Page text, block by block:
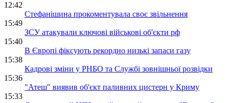
12:42
Стефанішина прокоментувала своє звільнення
15:49
ЗСУ атакували ключові військові об'єкти рф
15:40
В Європі фіксують рекордно низькі запаси газу
15:38
Кадрові зміни у РНБО та Службі зовнішньої розвідки
15:36
"Атеш" виявив об'єкт паливних цистерн у Криму
15:33